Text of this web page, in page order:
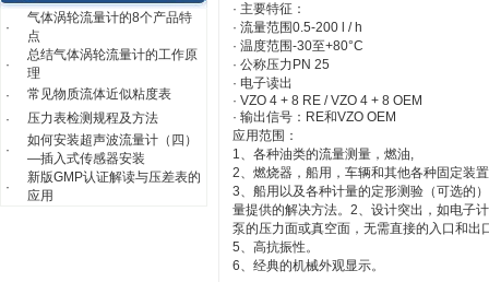
·
气体涡轮流量计的8个产品特
点
·
总结气体涡轮流量计的工作原
理
·
常见物质流体近似粘度表
·
压力表检测规程及方法
·
如何安装超声波流量计（四）
—插入式传感器安装
·
新版GMP认证解读与压差表的
应用
· 主要特征：
· 流量范围0.5-200 l / h
· 温度范围-30至+80°C
· 公称压力PN 25
· 电子读出
· VZO 4 + 8 RE / VZO 4 + 8 OEM
· 输出信号：RE和VZO OEM
应用范围：
1、各种油类的流量测量，燃油,
2、燃烧器，船用，车辆和其他各种固定装
3、船用以及各种计量的定形测验（可选的
量提供的解决方法。2、设计突出，如电子
泵的压力面或真空面，无需直接的入口和出
5、高抗振性。
6、经典的机械外观显示。